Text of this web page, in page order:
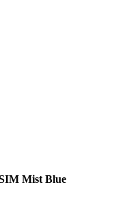
Mist Blue